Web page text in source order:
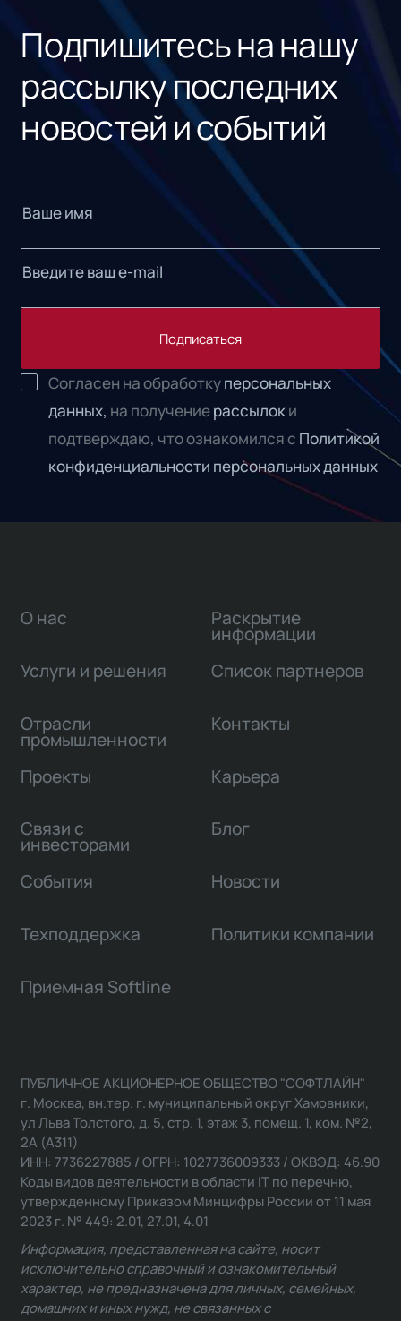
Подпишитесь на нашу
рассылку последних
новостей и событий
Подписаться
Согласен на обработкуперсональных
данных, на получениерассылоки
подтверждаю, что ознакомился с Политикой
конфиденциальности персональных данных
О нас
Услуги и решения
Отрасли
промышленности
Проекты
Связи с
инвесторами
Раскрытие
информации
Список партнеров
Контакты
Карьера
Блог
События Новости
Техподдержка Политики компании
Приемная Softline
ПУБЛИЧНОЕ АКЦИОНЕРНОЕ ОБЩЕСТВО "СОФТЛАЙН"
г. Москва, вн.тер. г. муниципальный округ Хамовники,
ул Льва Толстого, д. 5, стр. 1, этаж 3, помещ. 1, ком. №2,
2А (А311)
ИНН: 7736227885 / ОГРН: 1027736009333 / ОКВЭД: 46.90
Коды видов деятельности в области IT по перечню,
утвержденному Приказом Минцифры России от 11 мая
2023 г. № 449: 2.01, 27.01, 4.01
Информация, представленная на сайте, носит
исключительно справочный и ознакомительный
характер, не предназначена для личных, семейных,
домашних и иных нужд, не связанных с